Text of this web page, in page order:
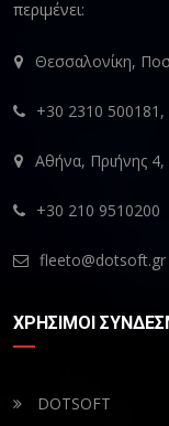
περιμένει:
Θεσσαλονίκη,
+30 2310
Αθήνα, Πριήνης
+30 210 9510200
fleeto@dotsoft.gr
ΧΡΗΣΙΜΟΙ
DOTSOFT